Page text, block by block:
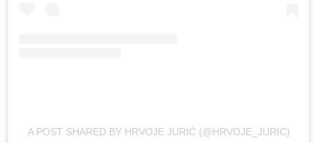
A POST SHARED BY HRVOJE JURIĆ (@HRVOJE_JURIC)